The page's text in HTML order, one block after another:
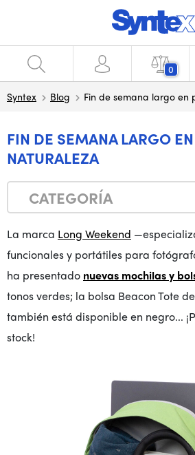
0
Syntex Blog Fin de semana largo en
FIN DE SEMANA LARGO
NATURALEZA
CATEGORÍA
La marca Long Weekend
funcionales y portátiles para
ha presentado nuevas mochilas y
tonos verdes; la bolsa Beacon Tote
también está disponible en negro...
stock!